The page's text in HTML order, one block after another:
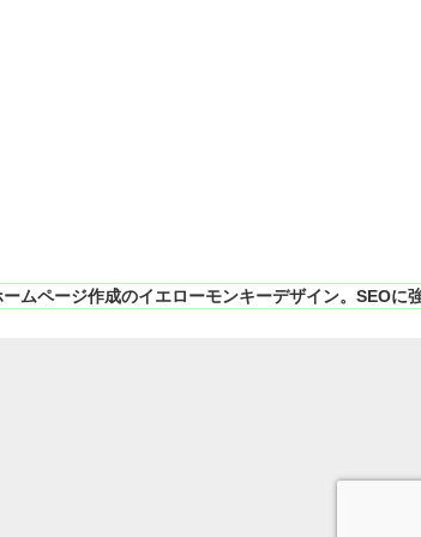
ジ作成のイエローモンキーデザイン。SEOに強い